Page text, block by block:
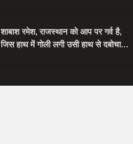
शाबाश रमेश, राजस्थान को आप पर गर्व है,
जिस हाथ में गोली लगी उसी हाथ से दबोचा